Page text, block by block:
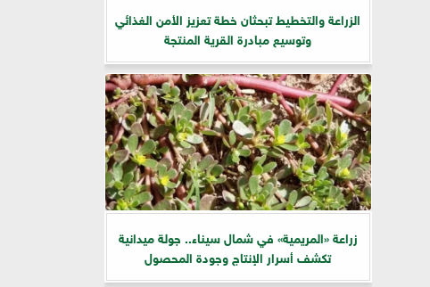
الزراعة والتخطيط تبحثان خطة تعزيز الأمن الغذائي
وتوسيع مبادرة القرية المنتجة
زراعة «المريمية» في شمال سيناء.. جولة ميدانية
تكشف أسرار الإنتاج وجودة المحصول